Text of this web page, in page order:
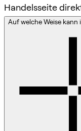
Handelsseite
Auf welche Weise kann